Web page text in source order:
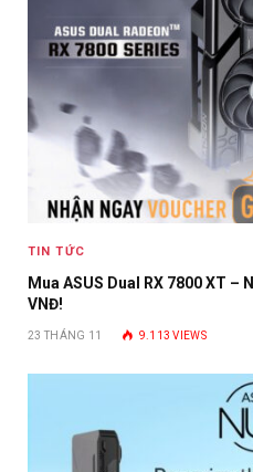
TIN TỨC
Mua ASUS Dual RX 7800 XT
VNĐ!
23 THÁNG 11 9.113VIEWS